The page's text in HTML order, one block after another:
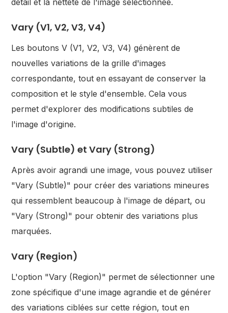
Vary (V1, V2, V3, V4)
Les boutons V (V1, V2, V3, V4) génèrent de
nouvelles variations de la grille d'images
correspondante, tout en essayant de conserver la
composition et le style d'ensemble. Cela vous
permet d'explorer des modifications subtiles de
l'image d'origine.
Vary (Subtle) et Vary (Strong)
Après avoir agrandi une image, vous pouvez utiliser
"Vary (Subtle)" pour créer des variations mineures
qui ressemblent beaucoup à l'image de départ, ou
"Vary (Strong)" pour obtenir des variations plus
marquées.
Vary (Region)
L'option "Vary (Region)" permet de sélectionner une
zone spécifique d'une image agrandie et de générer
des variations ciblées sur cette région, tout en